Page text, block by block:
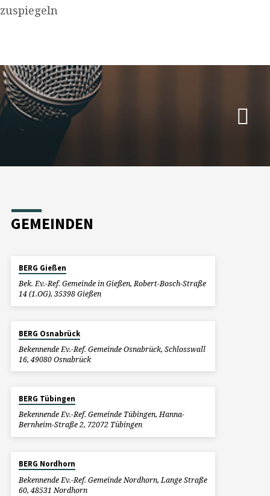
GEMEINDEN
BERG Gießen
Bek. Ev.-Ref. Gemeinde in Gießen, Robert-Bosch-Straße
14 (1.OG), 35398 Gießen
BERG Osnabrück
Bekennende Ev.-Ref. Gemeinde Osnabrück, Schlosswall
16, 49080 Osnabrück
BERG Tübingen
Bekennende Ev.-Ref. Gemeinde Tübingen, Hanna-
Bernheim-Straße 2, 72072 Tübingen
BERG Nordhorn
Bekennende Ev.-Ref. Gemeinde Nordhorn, Lange Straße
60, 48531 Nordhorn